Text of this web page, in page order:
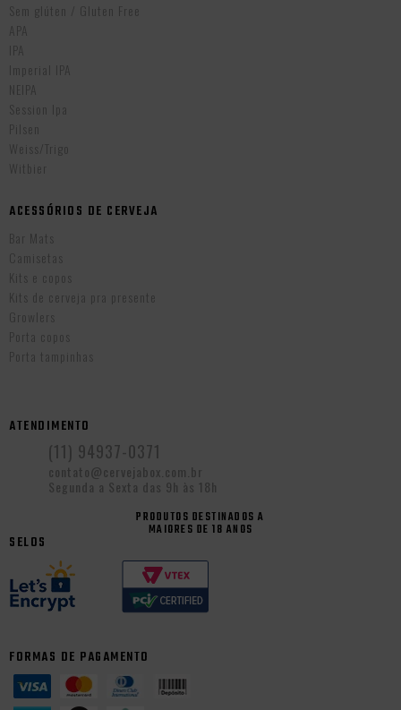
Sem glúten / Gluten Free
APA
IPA
Imperial IPA
NEIPA
Session Ipa
Pilsen
Weiss/Trigo
Witbier
ACESSÓRIOS DE CERVEJA
Bar Mats
Camisetas
Kits e copos
Kits de cerveja pra presente
Growlers
Porta copos
Porta tampinhas
ATENDIMENTO
(11) 94937-0371
contato@cervejabox.com.br
Segunda a Sexta das 9h às 18h
PRODUTOS DESTINADOS A
MAIORES DE 18 ANOS
SELOS
FORMAS DE PAGAMENTO